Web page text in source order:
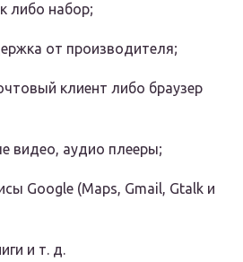
либо набор;
от производителя;
клиент либо браузер
видео, аудио плееры;
Google (Maps, Gmail, Gtalk и
и т. д.